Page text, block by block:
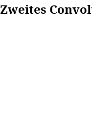
Zweites